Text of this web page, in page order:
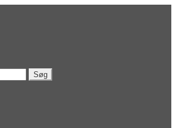
Søg